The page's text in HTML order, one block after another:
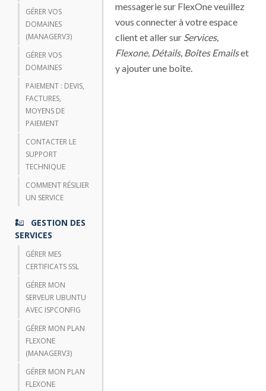
GÉRER VOS
DOMAINES
(MANAGERV3)
GÉRER VOS
DOMAINES
PAIEMENT : DEVIS,
FACTURES,
MOYENS DE
PAIEMENT
CONTACTER LE
SUPPORT
TECHNIQUE
COMMENT RÉSILIER
UN SERVICE
GESTION DES
SERVICES
GÉRER MES
CERTIFICATS SSL
GÉRER MON
SERVEUR UBUNTU
AVEC ISPCONFIG
GÉRER MON PLAN
FLEXONE
(MANAGERV3)
GÉRER MON PLAN
FLEXONE
messagerie sur FlexOne veuillez
vous connecter à votre espace
client et aller sur Services,
Flexone, Détails, Boîtes Emailset
y ajouter une boîte.